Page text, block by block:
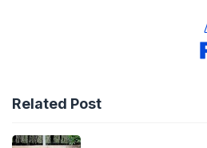
Related Post